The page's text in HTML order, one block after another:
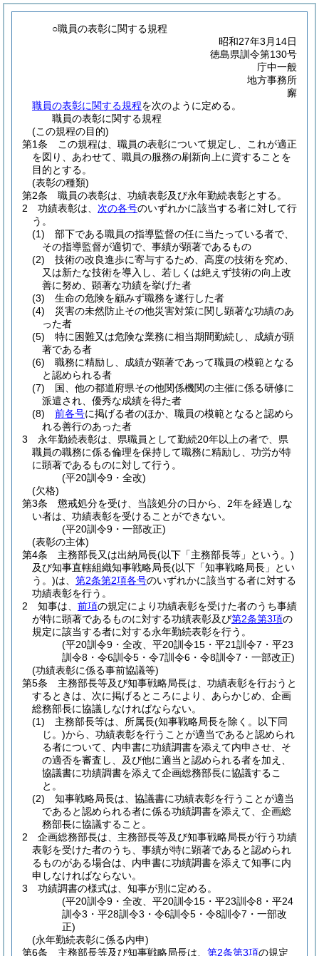
○職員の表彰に関する規程
昭和27年3月14日
徳島県訓令第130号
庁中一般
地方事務所
廨
職員の表彰に関する規程を次のように定める。
職員の表彰に関する規程
(この規程の目的)
第1条
この規程は、職員の表彰について規定し、これが適正
を図り、あわせて、職員の服務の刷新向上に資することを
目的とする。
(表彰の種類)
第2条
職員の表彰は、功績表彰及び永年勤続表彰とする。
2
功績表彰は、 次の各号のいずれかに該当する者に対して行
う。
(1)
部下である職員の指導監督の任に当たっている者で、
その指導監督が適切で、事績が顕著であるもの
(2)
技術の改良進歩に寄与するため、高度の技術を究め、
又は新たな技術を導入し、若しくは絶えず技術の向上改
善に努め、顕著な功績を挙げた者
(3)
生命の危険を顧みず職務を遂行した者
(4)
災害の未然防止その他災害対策に関し顕著な功績のあ
った者
(5)
特に困難又は危険な業務に相当期間勤続し、成績が顕
著である者
(6)
職務に精励し、成績が顕著であって職員の模範となる
と認められる者
(7)
国、他の都道府県その他関係機関の主催に係る研修に
派遣され、優秀な成績を得た者
(8)
前各号に掲げる者のほか、職員の模範となると認めら
れる善行のあった者
3
永年勤続表彰は、県職員として勤続20年以上の者で、県
職員の職務に係る倫理を保持して職務に精励し、功労が特
に顕著であるものに対して行う。
(平20訓令9・全改)
(欠格)
第3条
懲戒処分を受け、当該処分の日から、2年を経過しな
い者は、功績表彰を受けることができない。
(平20訓令9・一部改正)
(表彰の主体)
第4条
主務部長又は出納局長(以下「主務部長等」という。)
及び知事直轄組織知事戦略局長(以下「知事戦略局長」とい
う。)は、 第2条第2項各号のいずれかに該当する者に対する
功績表彰を行う。
2
知事は、 前項の規定により功績表彰を受けた者のうち事績
が特に顕著であるものに対する功績表彰及び第2条第3項の
規定に該当する者に対する永年勤続表彰を行う。
(平20訓令9・全改、平20訓令15・平21訓令7・平23
訓令8・令6訓令5・令7訓令6・令8訓令7・一部改正)
(功績表彰に係る事前協議等)
第5条
主務部長等及び知事戦略局長は、功績表彰を行おうと
するときは、次に掲げるところにより、あらかじめ、企画
総務部長に協議しなければならない。
(1)
主務部長等は、所属長(知事戦略局長を除く。以下同
じ。)から、功績表彰を行うことが適当であると認められ
る者について、内申書に功績調書を添えて内申させ、そ
の適否を審査し、及び他に適当と認められる者を加え、
協議書に功績調書を添えて企画総務部長に協議するこ
と。
(2)
知事戦略局長は、協議書に功績表彰を行うことが適当
であると認められる者に係る功績調書を添えて、企画総
務部長に協議すること。
2
企画総務部長は、主務部長等及び知事戦略局長が行う功績
表彰を受けた者のうち、事績が特に顕著であると認められ
るものがある場合は、内申書に功績調書を添えて知事に内
申しなければならない。
3
功績調書の様式は、知事が別に定める。
(平20訓令9・全改、平20訓令15・平23訓令8・平24
訓令3・平28訓令3・令6訓令5・令8訓令7・一部改
正)
(永年勤続表彰に係る内申)
第6条
主務部長等及び知事戦略局長は、 第2条第3項の規定